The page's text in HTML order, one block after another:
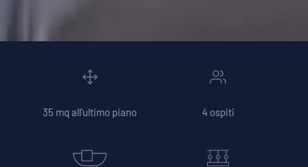
35 mq all’ultimo piano 4 ospiti